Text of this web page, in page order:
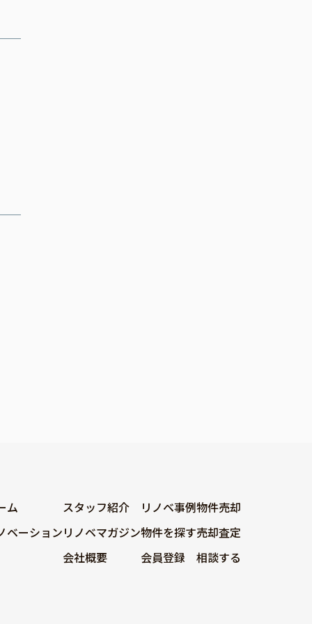
ム
ベーション
スタッフ紹介
リノベマガジン
会社概要
リノベ事例
物件を探す
会員登録
物件売却
売却査定
相談する